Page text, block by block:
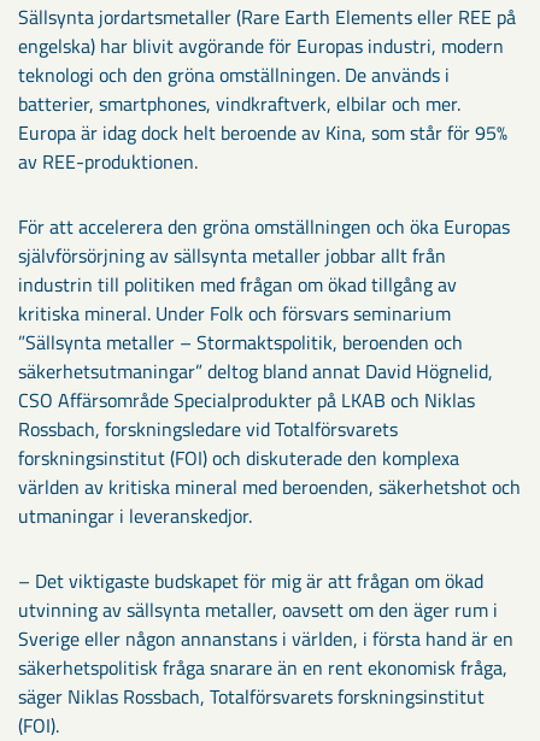
Sällsynta jordartsmetaller (Rare Earth Elements eller REE på
engelska) har blivit avgörande för Europas industri, modern
teknologi och den gröna omställningen. De används i
batterier, smartphones, vindkraftverk, elbilar och mer.
Europa är idag dock helt beroende av Kina, som står för 95%
av REE-produktionen.
För att accelerera den gröna omställningen och öka Europas
självförsörjning av sällsynta metaller jobbar allt från
industrin till politiken med frågan om ökad tillgång av
kritiska mineral. Under Folk och försvars seminarium
”Sällsynta metaller – Stormaktspolitik, beroenden och
säkerhetsutmaningar” deltog bland annat David Högnelid,
CSO Affärsområde Specialprodukter på LKAB och Niklas
Rossbach, forskningsledare vid Totalförsvarets
forskningsinstitut (FOI) och diskuterade den komplexa
världen av kritiska mineral med beroenden, säkerhetshot och
utmaningar i leveranskedjor.
– Det viktigaste budskapet för mig är att frågan om ökad
utvinning av sällsynta metaller, oavsett om den äger rum i
Sverige eller någon annanstans i världen, i första hand är en
säkerhetspolitisk fråga snarare än en rent ekonomisk fråga,
säger Niklas Rossbach, Totalförsvarets forskningsinstitut
(FOI).